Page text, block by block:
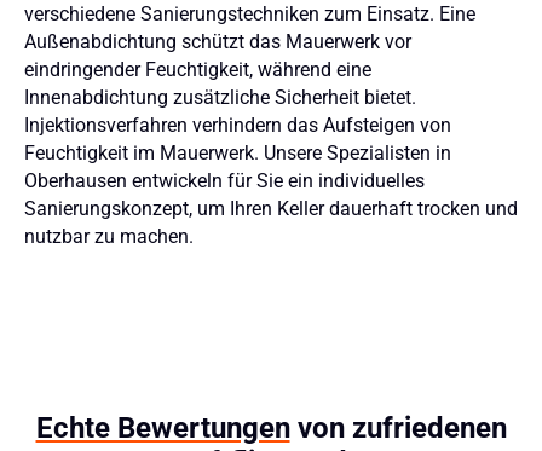
verschiedene Sanierungstechniken zum Einsatz. Eine
Außenabdichtung schützt das Mauerwerk vor
eindringender Feuchtigkeit, während eine
Innenabdichtung zusätzliche Sicherheit bietet.
Injektionsverfahren verhindern das Aufsteigen von
Feuchtigkeit im Mauerwerk. Unsere Spezialisten in
Oberhausen entwickeln für Sie ein individuelles
Sanierungskonzept, um Ihren Keller dauerhaft trocken und
nutzbar zu machen.
Echte Bewertungenvon zufriedenen